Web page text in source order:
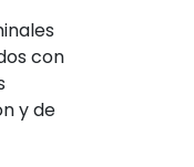
con
y de